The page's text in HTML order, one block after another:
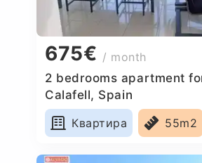
675€ / month
2 bedrooms apartment
Calafell, Spain
Квартира
55m2